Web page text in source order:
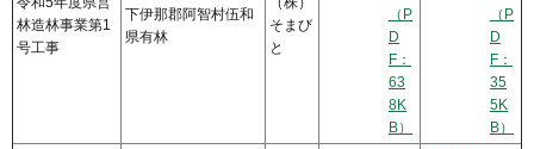
林造林事業第1
号工事
下伊那郡阿智村伍和
県有林
そまび
と
（P
D
F：
63
8K
B）
（P
D
F：
35
5K
B）